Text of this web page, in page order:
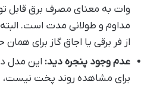
وات به معنای مصرف برق قابل
مداوم و طولانی مدت است.
از فر برقی یا اجاق گاز برای
عدم وجود پنجره دید: این مدل
برای مشاهده روند پخت نیست،